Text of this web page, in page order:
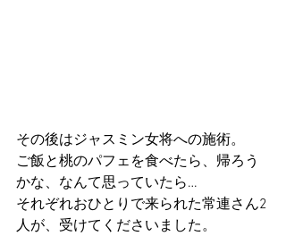
その後はジャスミン女将への施術。
ご飯と桃のパフェを食べたら、帰ろう
かな、なんて思っていたら…
それぞれおひとりで来られた常連さん2
人が、受けてくださいました。